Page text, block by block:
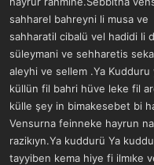
sahharel bahreyni li musa ve
sahharatil cibalü vel hadidi li
süleymani ve sehharetis
aleyhi ve sellem .Ya
küllün fil bahri hüve leke fil
külle şey in bimakesebet bi
Vensurna feinneke hayrun
razikıyn.Ya kuddurü Ya
tayyiben kema hiye fi ilmıke